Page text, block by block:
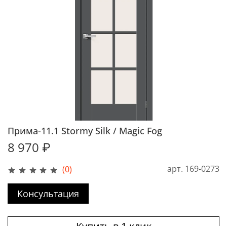
(0) арт. 169-0273
Прима-11.1 Stormy Silk / Magic Fog
8 970 ₽
Консультация